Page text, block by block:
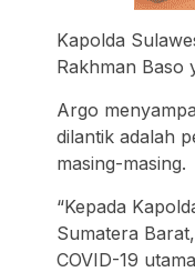
Kapolda
Rakhman Baso
Argo
dilantik adalah
masing-masing.
“Kepada
Sumatera
COVID-19